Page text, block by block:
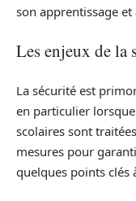
son apprentissage
Les enjeux de la
La sécurité est
en particulier
scolaires sont
mesures pour
quelques points clés